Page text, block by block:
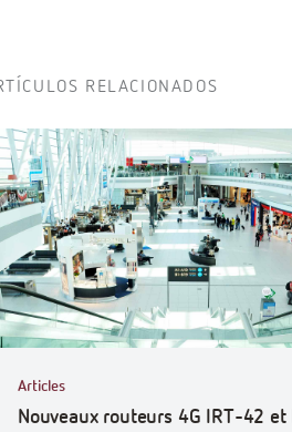
RELACIONADOS
Articles
Nouveaux routeurs 4G IRT-42 et